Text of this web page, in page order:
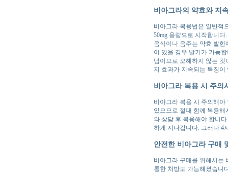
비아그라의 약효와 지
비아그라 복용법은 일반적
50mg 용량으로 시작합니
음식이나 음주는 약효 발
이 있을 경우 발기가 가능
념이므로 오해하지 않는
지 효과가 지속되는 특징
비아그라 복용 시 주의
비아그라 복용 시 주의해
있으므로 절대 함께 복용
와 상담 후 복용해야 합니
하게 지나갑니다. 그러나 4
안전한 비아그라 구매
비아그라 구매를 위해서는
통한 처방도 가능해졌습니